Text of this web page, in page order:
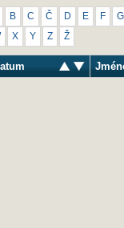
B C Č D E F G
X Y Z Ž